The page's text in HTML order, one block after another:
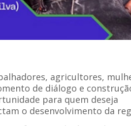
agricultores,
de diálogo e
para quem deseja
o desenvolvimento da